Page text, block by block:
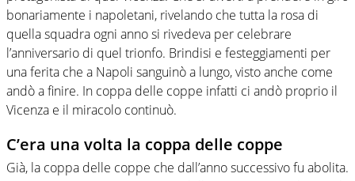
bonariamente i napoletani, rivelando che tutta la rosa di
quella squadra ogni anno si rivedeva per celebrare
l’anniversario di quel trionfo. Brindisi e festeggiamenti per
una ferita che a Napoli sanguinò a lungo, visto anche come
andò a finire. In coppa delle coppe infatti ci andò proprio il
Vicenza e il miracolo continuò.
C’era una volta la coppa delle coppe
Già, la coppa delle coppe che dall’anno successivo fu abolita.